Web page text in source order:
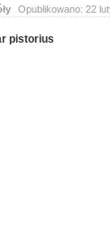
Opublikowano: 22